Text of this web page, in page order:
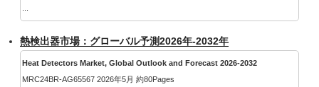
熱検出器市場：グローバル予測2026年-2032年
Heat Detectors Market, Global Outlook and Forecast 2026-2032
MRC24BR-AG65567 2026年5月 約80Pages